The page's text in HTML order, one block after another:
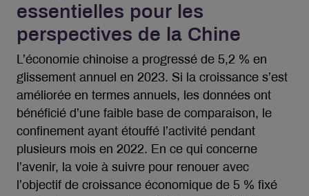
essentielles pour les
perspectives de la Chine
L’économie chinoise a progressé de 5,2 % en
glissement annuel en 2023. Si la croissance s’est
améliorée en termes annuels, les données ont
bénéficié d’une faible base de comparaison, le
confinement ayant étouffé l’activité pendant
plusieurs mois en 2022. En ce qui concerne
l’avenir, la voie à suivre pour renouer avec
l’objectif de croissance économique de 5 % fixé